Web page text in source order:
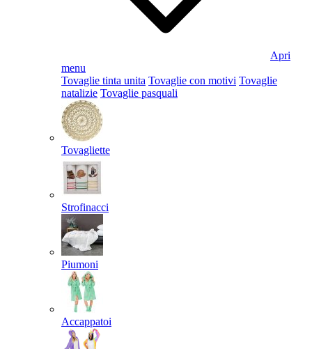
Apri
menu
Tovaglie tinta unita Tovaglie con motivi Tovaglie
natalizie Tovaglie pasquali
Tovagliette
Strofinacci
Piumoni
Accappatoi